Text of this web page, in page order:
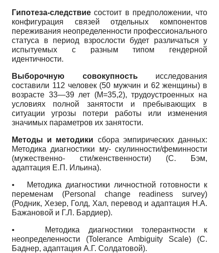
Гипотеза-следствиесостоит в предположении, что
конфигурация связей отдельных компонентов
переживания неопределенности профессионального
статуса в период взрослости будет различаться у
испытуемых с разным типом гендерной
идентичности.
Выборочную совокупность исследования
составили 112 человек (50 мужчин и 62 женщины) в
возрасте 33—39 лет (M=35,2),трудоустроенных на
условиях полной занятости и пребывающих в
ситуации угрозы потери работы или изменения
значимых параметров их занятости.
Методы и методики сбора эмпирических данных:
Методика диагностики му- скулинности/феминности
(мужественно- сти/женственности) (С. Бэм,
адаптация Е.П. Ильина).
•
Методика диагностики личностной готовности к
переменам (Personal change readiness survey)
(Родник, Хезер, Голд, Хал, перевод и адаптация Н.А.
Бажано­вой и Г.Л. Бардиер).
•
Методика диагностики толерантности к
неопределенности (Tolerance Ambiguity Scale) (С.
Баднер, адаптация А.Г. Солдатовой).